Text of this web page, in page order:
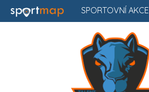
SPORTOVNÍ AKCE